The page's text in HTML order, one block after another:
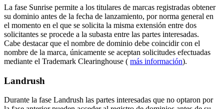
La fase Sunrise permite a los titulares de marcas registradas obtener
su dominio antes de la fecha de lanzamiento, por norma general en
el momento en el que se solicita la misma extensión entre dos
solicitantes se procede a la subasta entre las partes interesadas.
Cabe destacar que el nombre de dominio debe coincidir con el
nombre de la marca, únicamente se aceptan solicitudes efectuadas
mediante el Trademark Clearinghouse ( más información).
Landrush
Durante la fase Landrush las partes interesadas que no optaron por